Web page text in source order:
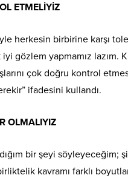
ETMELİYİZ
herkesin birbirine karşı
gözlem yapmamız
çok doğru kontrol
ifadesini kullandı.
OLMALIYIZ
bir şeyi
kavramı farklı